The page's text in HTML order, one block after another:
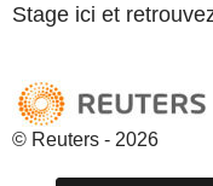
Stage ici et
© Reuters - 2026